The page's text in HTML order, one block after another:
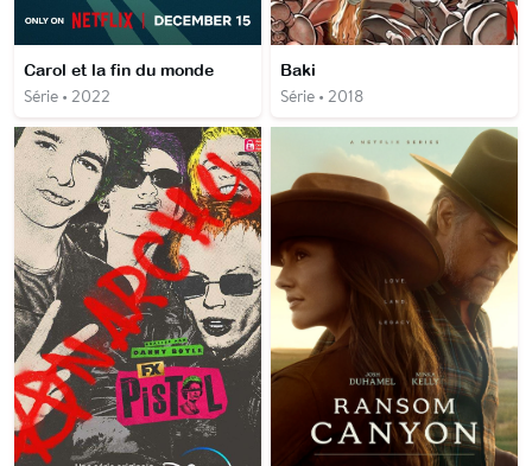
Carol et la fin du monde
Série • 2022
Baki
Série • 2018